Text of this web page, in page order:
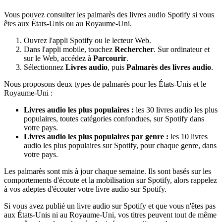
Vous pouvez consulter les palmarès des livres audio Spotify si vous
êtes aux États-Unis ou au Royaume-Uni.
Ouvrez l'appli Spotify ou le lecteur Web.
Dans l'appli mobile, touchez Rechercher. Sur ordinateur et
sur le Web, accédez à Parcourir.
Sélectionnez Livres audio, puis Palmarès des livres audio.
Nous proposons deux types de palmarès pour les États-Unis et le
Royaume-Uni :
Livres audio les plus populaires : les 30 livres audio les plus
populaires, toutes catégories confondues, sur Spotify dans
votre pays.
Livres audio les plus populaires par genre : les 10 livres
audio les plus populaires sur Spotify, pour chaque genre, dans
votre pays.
Les palmarès sont mis à jour chaque semaine. Ils sont basés sur les
comportements d'écoute et la mobilisation sur Spotify, alors rappelez
à vos adeptes d'écouter votre livre audio sur Spotify.
Si vous avez publié un livre audio sur Spotify et que vous n'êtes pas
aux États-Unis ni au Royaume-Uni, vos titres peuvent tout de même